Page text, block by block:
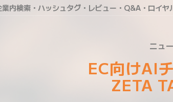
内検索・ハッシュタグ・レビュー・Q&A・ロイ
ニュ
EC向けAI
ZETA